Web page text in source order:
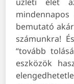
bemutató
számunkra!
“tovább
eszközök